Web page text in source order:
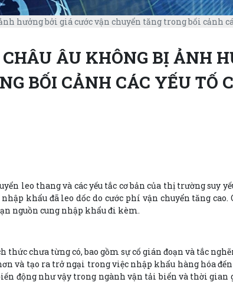
hưởng bởi giá cước vận chuyển tăng trong bối cảnh
ÂU KHÔNG BỊ ẢNH
BỐI CẢNH CÁC YẾU TỐ
leo thang và các yếu tắc cơ bản của thị trường suy
khẩu đã leo dốc do cước phí vận chuyển tăng
nguồn cung nhập khẩu đi kèm.
chưa từng có, bao gồm sự cố gián đoạn và tắc
và tạo ra trở ngại trong việc nhập khẩu hàng hóa
động như vậy trong ngành vận tải biển và thời